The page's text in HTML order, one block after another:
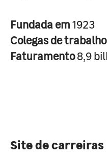
Fundada em1923
Colegas de trabalho
Faturamento8,9
Site de carreiras